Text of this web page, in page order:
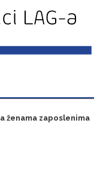
ženama zaposlenima